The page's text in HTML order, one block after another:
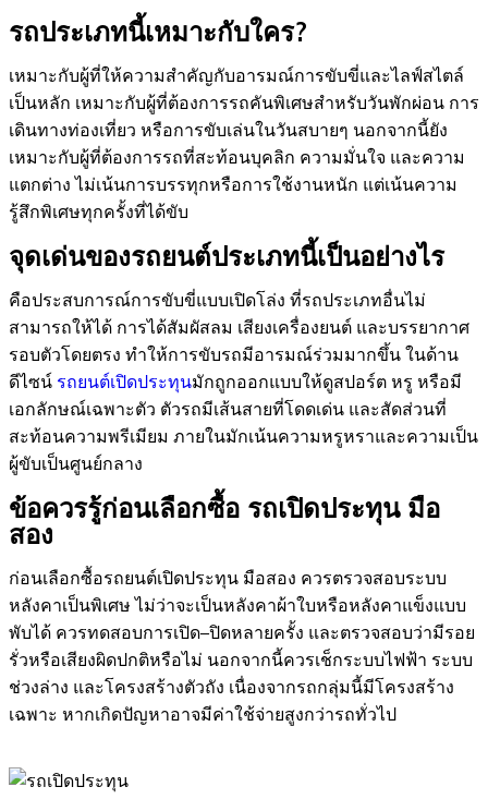
รถประเภทนี้เหมาะกับใคร?
เหมาะกับผู้ที่ให้ความสำคัญกับอารมณ์การขับขี่และไลฟ์สไตล์
เป็นหลัก เหมาะกับผู้ที่ต้องการรถคันพิเศษสำหรับวันพักผ่อน การ
เดินทางท่องเที่ยว หรือการขับเล่นในวันสบายๆ นอกจากนี้ยัง
เหมาะกับผู้ที่ต้องการรถที่สะท้อนบุคลิก ความมั่นใจ และความ
แตกต่าง ไม่เน้นการบรรทุกหรือการใช้งานหนัก แต่เน้นความ
รู้สึกพิเศษทุกครั้งที่ได้ขับ
จุดเด่นของรถยนต์ประเภทนี้เป็นอย่างไร
คือประสบการณ์การขับขี่แบบเปิดโล่ง ที่รถประเภทอื่นไม่
สามารถให้ได้ การได้สัมผัสลม เสียงเครื่องยนต์ และบรรยากาศ
รอบตัวโดยตรง ทำให้การขับรถมีอารมณ์ร่วมมากขึ้น ในด้าน
ดีไซน์ รถยนต์เปิดประทุนมักถูกออกแบบให้ดูสปอร์ต หรู หรือมี
เอกลักษณ์เฉพาะตัว ตัวรถมีเส้นสายที่โดดเด่น และสัดส่วนที่
สะท้อนความพรีเมียม ภายในมักเน้นความหรูหราและความเป็น
ผู้ขับเป็นศูนย์กลาง
ข้อควรรู้ก่อนเลือกซื้อ รถเปิดประทุน มือ
สอง
ก่อนเลือกซื้อรถยนต์เปิดประทุน มือสอง ควรตรวจสอบระบบ
หลังคาเป็นพิเศษ ไม่ว่าจะเป็นหลังคาผ้าใบหรือหลังคาแข็งแบบ
พับได้ ควรทดสอบการเปิด–ปิดหลายครั้ง และตรวจสอบว่ามีรอย
รั่วหรือเสียงผิดปกติหรือไม่ นอกจากนี้ควรเช็กระบบไฟฟ้า ระบบ
ช่วงล่าง และโครงสร้างตัวถัง เนื่องจากรถกลุ่มนี้มีโครงสร้าง
เฉพาะ หากเกิดปัญหาอาจมีค่าใช้จ่ายสูงกว่ารถทั่วไป